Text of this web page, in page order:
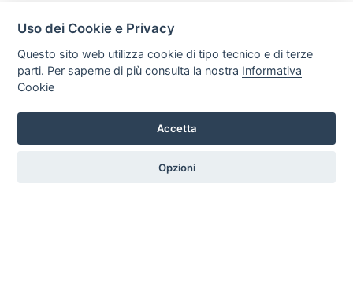
Mobili Di Palma
Via di Ogliara 89, 84135, Salerno
Tel. +39 089281193 / +39 3358372617 Email:
Uso dei Cookie e Privacy
Questo sito web utilizza cookie di tipo tecnico e di terze
parti. Per saperne di più consulta la nostra Informativa
Cookie
Accetta
Opzioni